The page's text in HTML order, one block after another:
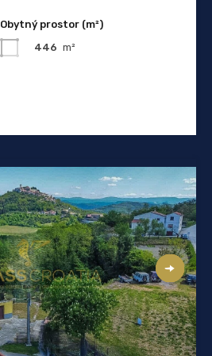
Obytný prostor (m²)
446 m²